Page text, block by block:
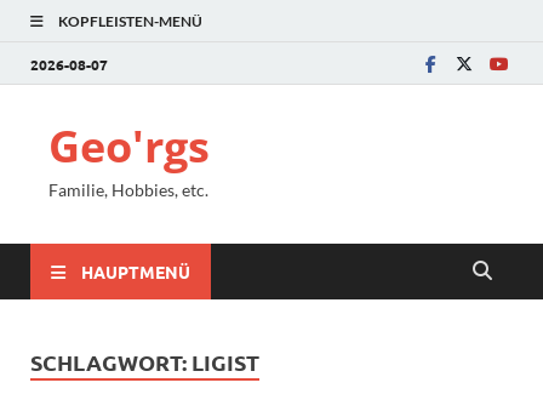
KOPFLEISTEN-MENÜ
2026-08-07
Geo'rgs
Familie, Hobbies, etc.
HAUPTMENÜ
SCHLAGWORT: LIGIST